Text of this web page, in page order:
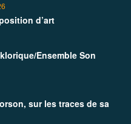
d’art
Ensemble Son
sur les traces de sa